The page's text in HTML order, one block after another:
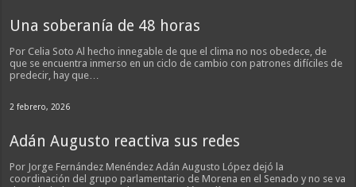
Una soberanía de 48 horas
Por Celia Soto Al hecho innegable de que el clima no nos obedece, de
que se encuentra inmerso en un ciclo de cambio con patrones difíciles de
predecir, hay que…
2 febrero, 2026
Adán Augusto reactiva sus redes
Por Jorge Fernández Menéndez Adán Augusto López dejó la
coordinación del grupo parlamentario de Morena en el Senado y no se va